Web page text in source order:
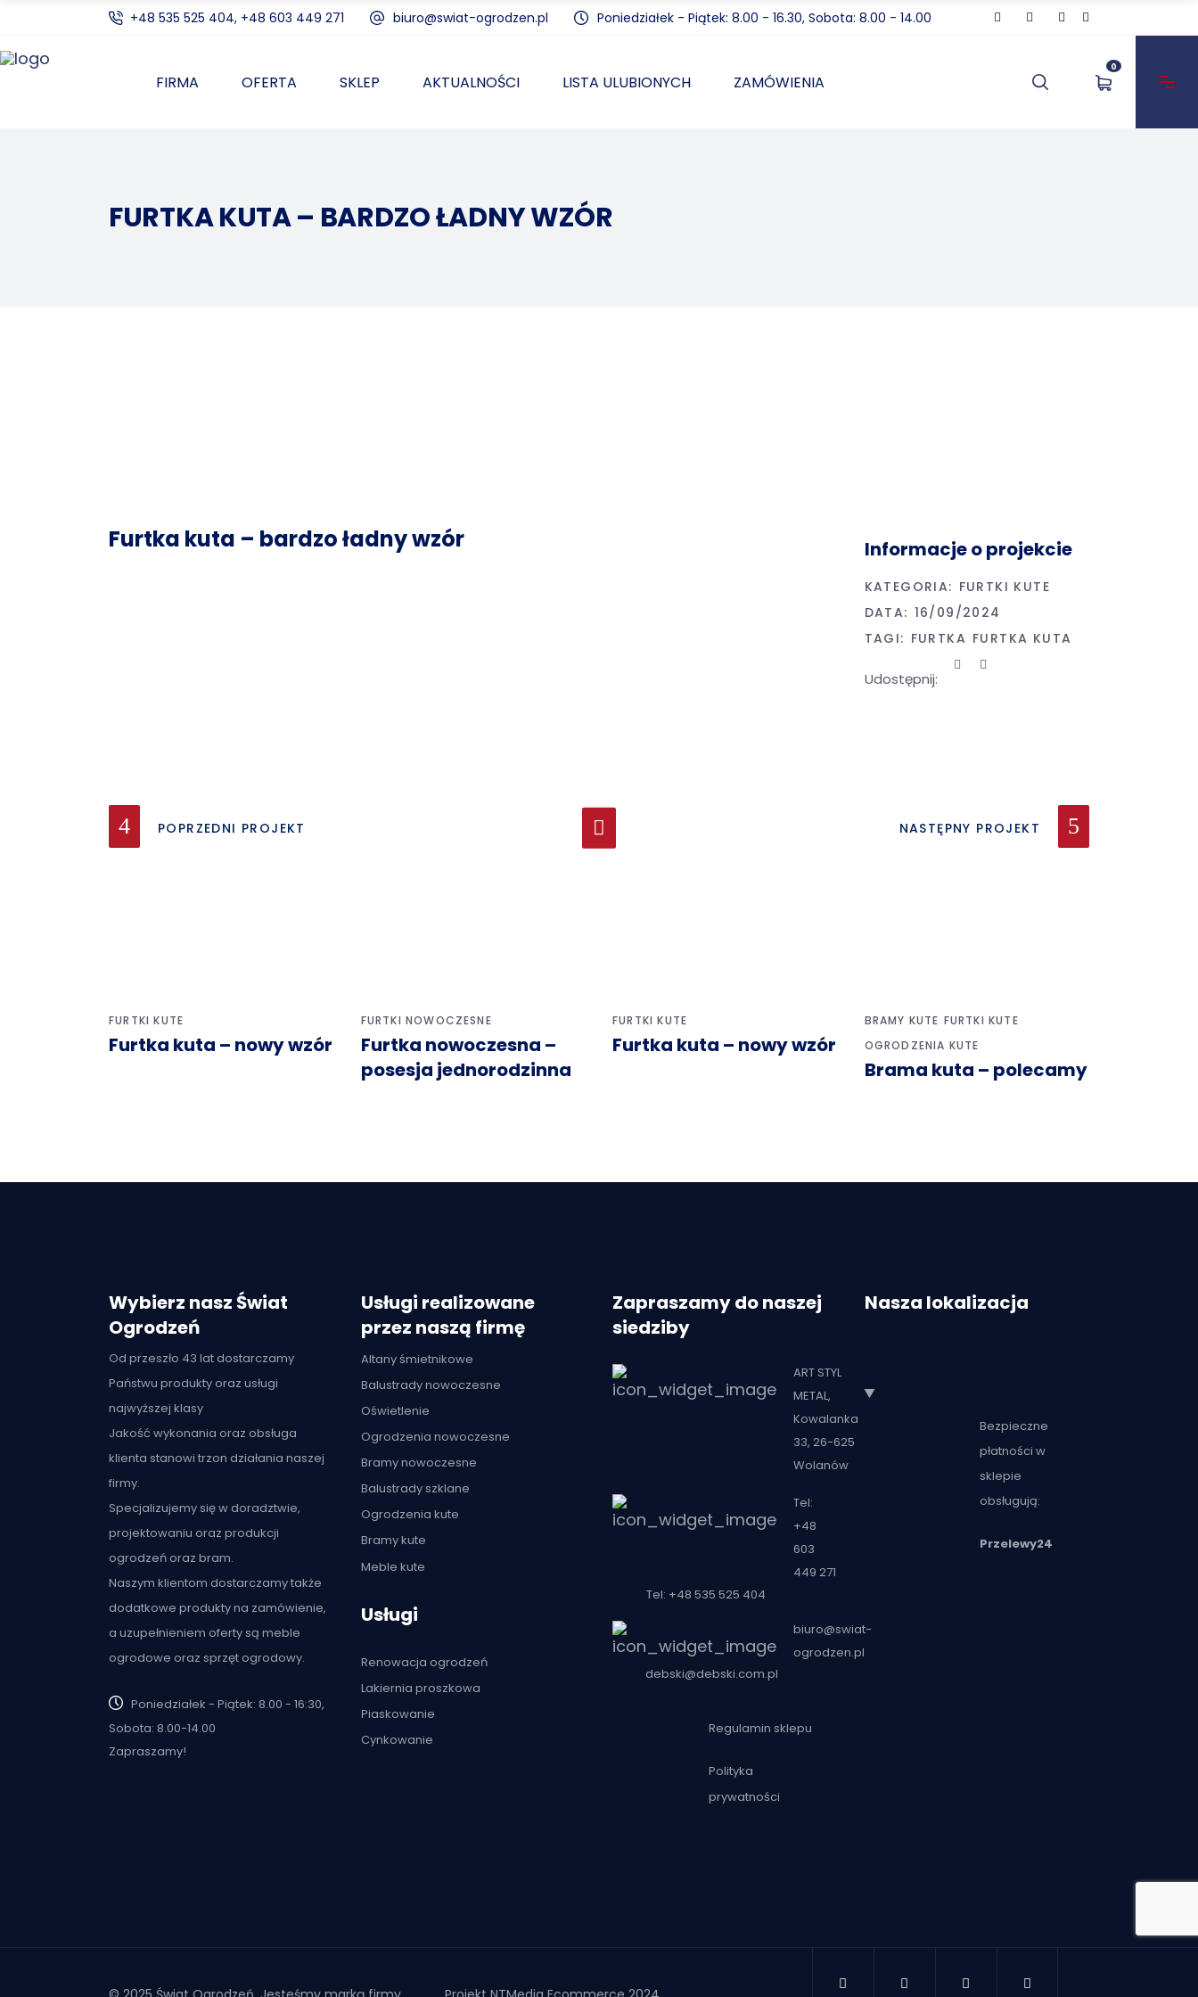
+48 535 525 404, +48 603 449 271 biuro@swiat-ogrodzen.pl Poniedziałek - Piątek: 8.00 - 16.30, Sobota: 8.00 - 14.00
FIRMA OFERTA SKLEP AKTUALNOŚCI LISTA ULUBIONYCH ZAMÓWIENIA
0
FURTKA KUTA – BARDZO ŁADNY WZÓR
Furtka kuta – bardzo ładny wzór Informacje o projekcie
KATEGORIA: FURTKI KUTE
DATA: 16/09/2024
TAGI: FURTKA FURTKA KUTA
Udostępnij:
POPRZEDNI PROJEKT NASTĘPNY PROJEKT
FURTKI KUTE
Furtka kuta – nowy wzór
FURTKI NOWOCZESNE
Furtka nowoczesna –
posesja jednorodzinna
FURTKI KUTE
Furtka kuta – nowy wzór
BRAMY KUTE FURTKI KUTE
OGRODZENIA KUTE
Brama kuta – polecamy
Wybierz nasz Świat
Ogrodzeń
Od przeszło 43 lat dostarczamy
Państwu produkty oraz usługi
najwyższej klasy
Jakość wykonania oraz obsługa
klienta stanowi trzon działania naszej
firmy.
Specjalizujemy się w doradztwie,
projektowaniu oraz produkcji
ogrodzeń oraz bram.
Naszym klientom dostarczamy także
dodatkowe produkty na zamówienie,
a uzupełnieniem oferty są meble
ogrodowe oraz sprzęt ogrodowy.
Poniedziałek - Piątek: 8.00 - 16:30,
Sobota: 8.00-14.00
Zapraszamy!
Usługi realizowane
przez naszą firmę
Altany śmietnikowe
Balustrady nowoczesne
Oświetlenie
Ogrodzenia nowoczesne
Bramy nowoczesne
Balustrady szklane
Ogrodzenia kute
Bramy kute
Meble kute
Usługi
Renowacja ogrodzeń
Lakiernia proszkowa
Piaskowanie
Cynkowanie
Zapraszamy do naszej
siedziby
ART STYL
METAL,
Kowalanka
33, 26-625
Wolanów
Tel:
+48
603
449 271
Tel: +48 535 525 404
biuro@swiat-
ogrodzen.pl
debski@debski.com.pl
Regulamin sklepu
Polityka
prywatności
Nasza lokalizacja
Bezpieczne
płatności w
sklepie
obsługują:
Przelewy24